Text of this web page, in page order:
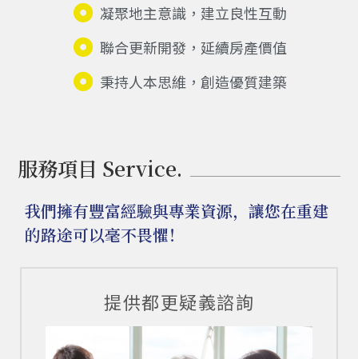
凝聚地主意識，建立良性互動
聯合更新開發，延續房產價值
秉持人本思維，創造優質建築
服務項目 Service.
我們擁有豐富經驗與專業資源，讓您在重建
的路途可以毫不畏懼！
提供都更疑義諮詢